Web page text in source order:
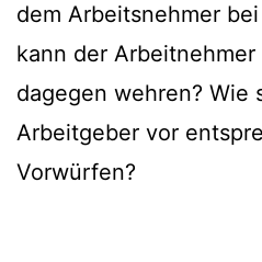
dem Arbeitsnehmer
kann der
dagegen wehren? Wie
Arbeitgeber vor
Vorwürfen?